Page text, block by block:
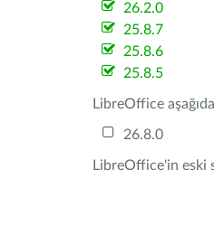
26.2.0
25.8.7
25.8.6
25.8.5
LibreOffice
26.8.0
LibreOffice'in eski